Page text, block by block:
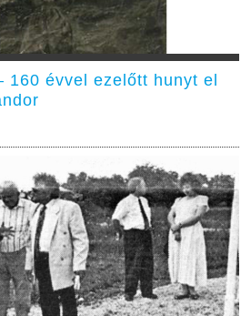
160 évvel ezelőtt hunyt el